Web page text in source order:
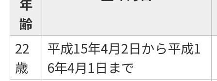
年
齢
22
歳
平成15年4月2日から平成1
6年4月1日まで